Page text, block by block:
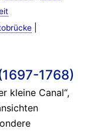
|
1768)
kleine Canal“,